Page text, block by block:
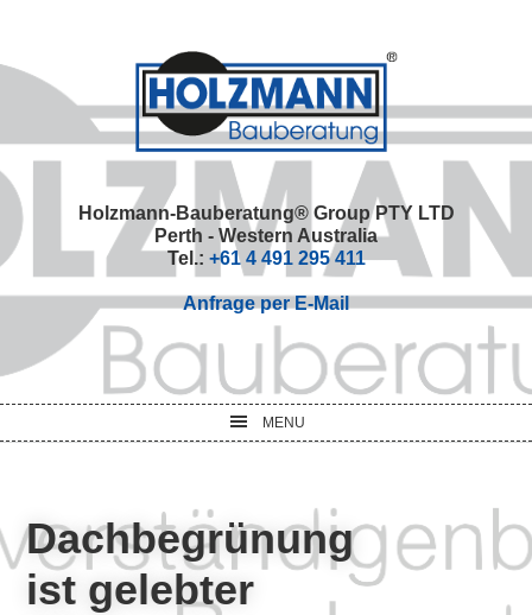
primary
navigation
main
primary
footer
Holzmann-Bauberatung® Group PTY LTD
Perth - Western Australia
Tel.: +61 4 491 295 411
Anfrage per E-Mail
MENU
Dachbegrünung
ist gelebter